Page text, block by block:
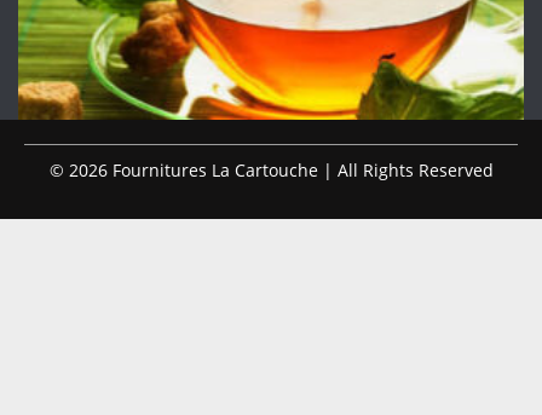
© 2026 Fournitures La Cartouche | All Rights Reserved